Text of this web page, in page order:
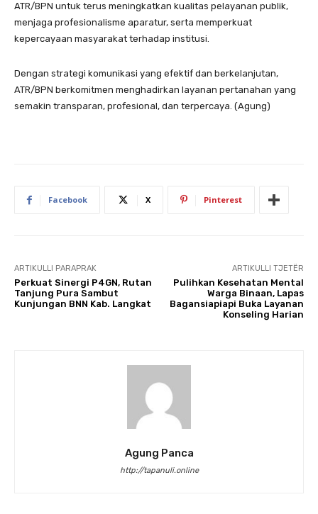
ATR/BPN untuk terus meningkatkan kualitas pelayanan publik,
menjaga profesionalisme aparatur, serta memperkuat
kepercayaan masyarakat terhadap institusi.
Dengan strategi komunikasi yang efektif dan berkelanjutan,
ATR/BPN berkomitmen menghadirkan layanan pertanahan yang
semakin transparan, profesional, dan terpercaya. (Agung)
Facebook X Pinterest
ARTIKULLI PARAPRAK
Perkuat Sinergi P4GN, Rutan
Tanjung Pura Sambut
Kunjungan BNN Kab. Langkat
ARTIKULLI TJETËR
Pulihkan Kesehatan Mental
Warga Binaan, Lapas
Bagansiapiapi Buka Layanan
Konseling Harian
Agung Panca
http://tapanuli.online